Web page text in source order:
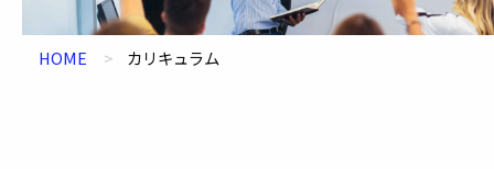
HOME カリキュラム